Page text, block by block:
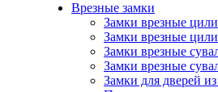
Врезные замки
Замки врезные
Замки врезные
Замки врезные
Замки врезные
Замки для дверей